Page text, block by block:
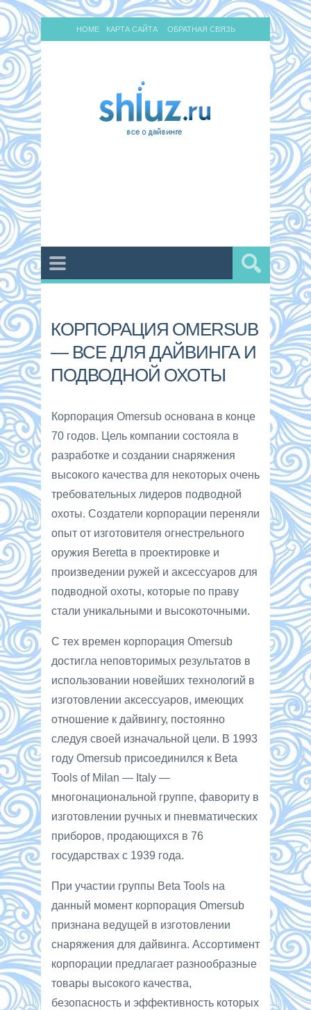
HOME КАРТА САЙТА ОБРАТНАЯ СВЯЗЬ
КОРПОРАЦИЯ OMERSUB
— ВСЕ ДЛЯ ДАЙВИНГА И
ПОДВОДНОЙ ОХОТЫ
Корпорация Omersub основана в конце
70 годов. Цель компании состояла в
разработке и создании снаряжения
высокого качества для некоторых очень
требовательных лидеров подводной
охоты. Создатели корпорации переняли
опыт от изготовителя огнестрельного
оружия Beretta в проектировке и
произведении ружей и аксессуаров для
подводной охоты, которые по праву
стали уникальными и высокоточными.
С тех времен корпорация Omersub
достигла неповторимых результатов в
использовании новейших технологий в
изготовлении аксессуаров, имеющих
отношение к дайвингу, постоянно
следуя своей изначальной цели. В 1993
году Omersub присоединился к Beta
Tools of Milan — Italy —
многонациональной группе, фавориту в
изготовлении ручных и пневматических
приборов, продающихся в 76
государствах с 1939 года.
При участии группы Beta Tools на
данный момент корпорация Omersub
признана ведущей в изготовлении
снаряжения для дайвинга. Ассортимент
корпорации предлагает разнообразные
товары высокого качества,
безопасность и эффективность которых